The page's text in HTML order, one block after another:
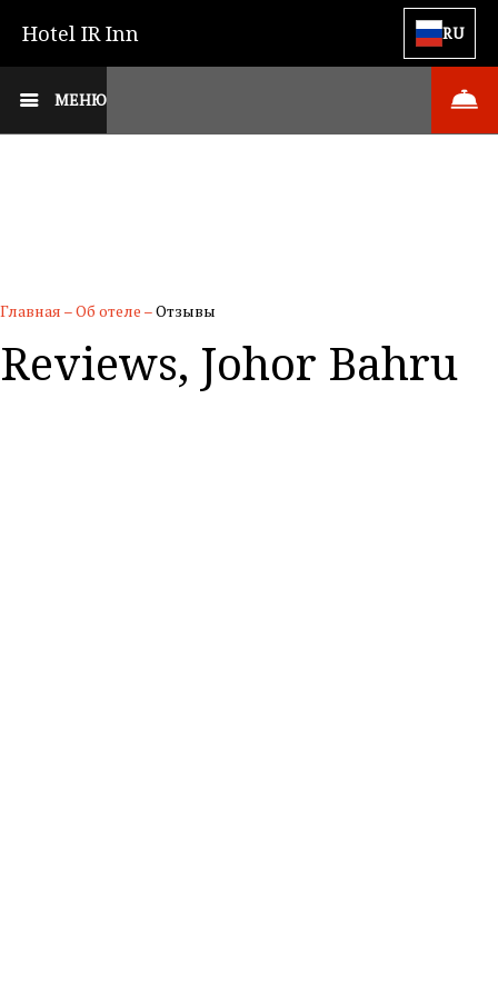
Hotel IR Inn RU
МЕНЮ
Главная –Об отеле –Отзывы
Reviews, Johor Bahru